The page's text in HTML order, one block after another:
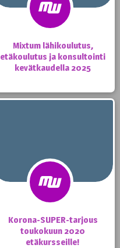
Mixtum lähikoulutus,
etäkoulutus ja konsultointi
kevätkaudella 2025
Korona-SUPER-tarjous
toukokuun 2020
etäkursseille!